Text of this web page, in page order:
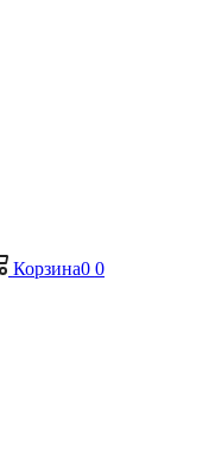
Корзина0 0